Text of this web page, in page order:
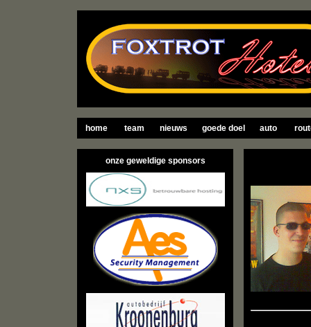
home team nieuws goede doel auto
onze geweldige sponsors